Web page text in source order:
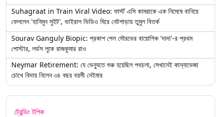
Suhagraat in Train Viral Video: ফার্স্ট এসি কামরাকে এক নিমেষে বানিয়ে
ফেললেন 'হানিমুন সুইট', ভাইরাল ভিডিও ঘিরে নেটপাড়ায় তুমুল বিতর্ক
Sourav Ganguly Biopic: প্রকাশ পেল সৌরভের বায়োপিক 'দাদা'-র প্রথম
পোস্টার, লর্ডস লুকে রাজকুমার রাও
Neymar Retirement: যে ভেন্যুতে শুরু হয়েছিল পথচলা, সেখানেই কান্নাভেজা
চোখে বিদায় নিলেন ৩৪ বছর বয়সী নেইমার
ট্রেন্ডিং টপিক